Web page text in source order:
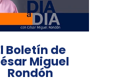
Boletín de
Miguel
Rondón